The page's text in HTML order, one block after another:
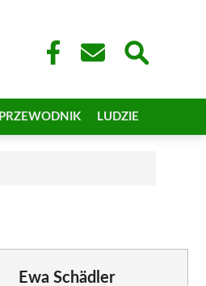
PRZEWODNIK LUDZIE
Ewa Schädler